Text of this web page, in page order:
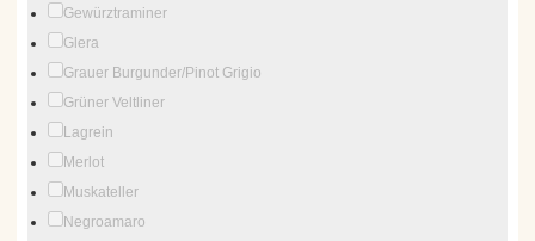
Gewürztraminer
Glera
Grauer Burgunder/Pinot Grigio
Grüner Veltliner
Lagrein
Merlot
Muskateller
Negroamaro